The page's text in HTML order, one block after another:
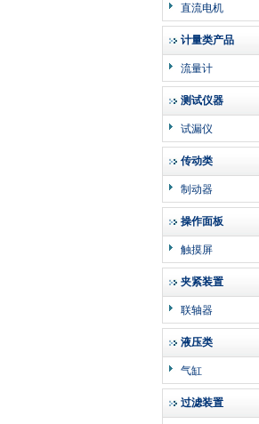
直流电机
计量类产品
流量计
测试仪器
试漏仪
传动类
制动器
操作面板
触摸屏
夹紧装置
联轴器
液压类
气缸
过滤装置